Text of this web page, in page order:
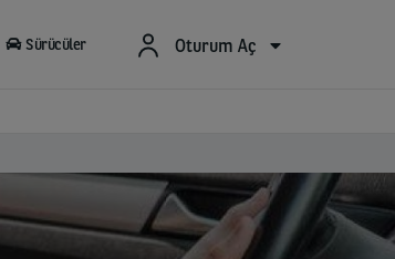
Sürücüler Oturum Aç